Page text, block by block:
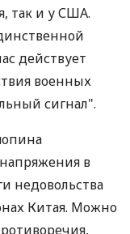
так и у США.
действует
военных
сигнал".
в
недовольства
Китая. Можно